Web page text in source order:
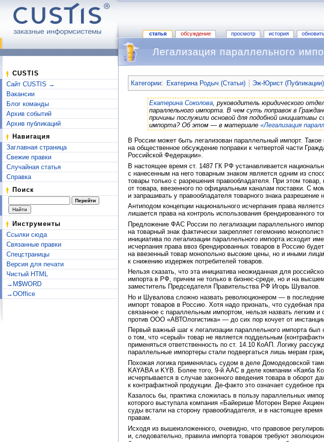
статья обсуждение просмотр история
CUSTIS
Сайт CUSTIS →
Вакансии
Блог команды
Архив событий
Архив публикаций
Навигация
Заглавная страница
Свежие правки
Случайная статья
Справка
Поиск
Инструменты
Ссылки сюда
Связанные правки
Спецстраницы
Версия для печати
Чистый HTML
→M$WORD
→OOffice
Легализация параллельного
Категории: Екатерина Родыч (Статьи) Эж-Юрист (Публикации)
Екатерина Соколова, руководитель юридического
параллельного импорта. В чем суть поправок в
причины послужили основой для подобной инициативы
импорта? Об этом — в материале «Легализация
В России может быть легализован параллельный импорт.
на общественное обсуждение поправки к четвертой части
Российской Федерации».
В настоящее время ст. 1487 ГК РФ устанавливается
с нанесенным на него товарным знаком является одним из
товары только с разрешения правообладателя. При этом
от товара, ввезенного по официальным каналам поставки. С
и запрашивать у правообладателя товарного знака
Антиподом концепции национального исчерпания права
лишается права на контроль использования брендированного
Предложение ФАС России по легализации параллельного
на товарный знак фактически закрепляет гегемонию
инициатива по легализации параллельного импорта исходит
исчерпания права ввоз брендированных товаров в Россию
на ввезенный товар монопольно высокие цены, но и иными
к снижению издержек потребителей товаров.
Нельзя сказать, что эта инициатива неожиданная для
импорта в РФ, причем не только в бизнес-среде, но и на
заместитель Председателя Правительства РФ Игорь Шувалов.
Но и Шувалова сложно назвать революционером — в последние
импорт товаров в Россию. Хотя надо признать, что судебная
связанное с параллельным импортом, нельзя назвать
против ООО «АВТОлогистика» — до сих пор кочует от
Первый важный шаг к легализации параллельного импорта
о том, что «серый» товар не является поддельным
применяться ответственность по ст. 14.10 КоАП. Логику
параллельные импортеры стали подвергаться лишь мерам
Похожая логика применялась судом в деле Домодедовской
KAYABA и KYB. Более того, 9-й ААС в деле компании «Каяба
исчерпывается в случае законного введения товара в оборот
к контрафактной продукции. Де-факто это означает судебное
Казалось бы, практика сложилась в пользу параллельных
которого выступала компания «Байерише Моторен Верке
суды встали на сторону правообладателя, и в настоящее
правам.
Исходя из вышеизложенного, очевидно, что правовое
и, следовательно, правила импорта товаров требуют